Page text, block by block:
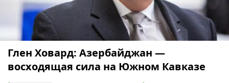
Глен Ховард: Азербайджан —
восходящая сила на Южном Кавказе